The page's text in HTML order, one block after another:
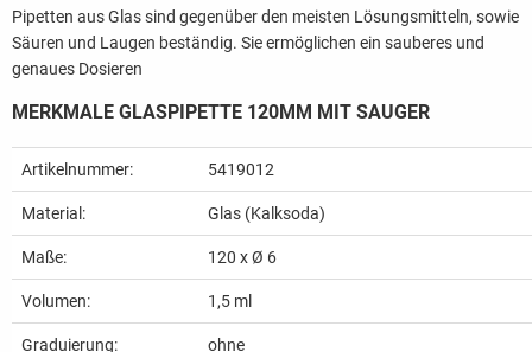
Pipetten aus Glas sind gegenüber den meisten Lösungsmitteln, sowie
Säuren und Laugen beständig. Sie ermöglichen ein sauberes und
genaues Dosieren
MERKMALE GLASPIPETTE 120MM MIT SAUGER
Artikelnummer: 5419012
Material: Glas (Kalksoda)
Maße: 120 x Ø 6
Volumen: 1,5 ml
Graduierung: ohne